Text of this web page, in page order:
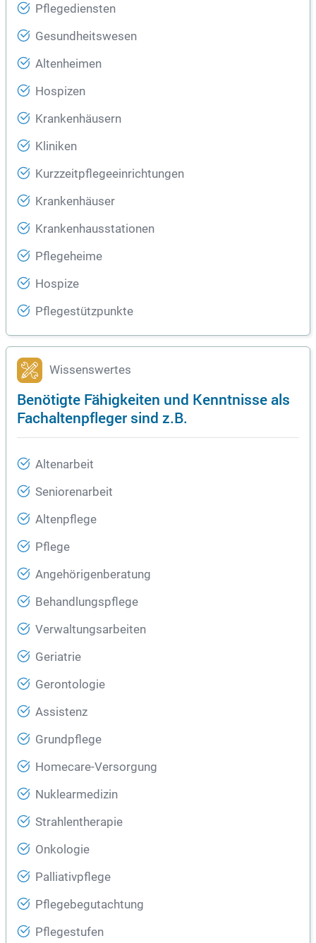
Pflegediensten
Gesundheitswesen
Altenheimen
Hospizen
Krankenhäusern
Kliniken
Kurzzeitpflegeeinrichtungen
Krankenhäuser
Krankenhausstationen
Pflegeheime
Hospize
Pflegestützpunkte
Wissenswertes
Benötigte Fähigkeiten und Kenntnisse als
Fachaltenpfleger sind z.B.
Altenarbeit
Seniorenarbeit
Altenpflege
Pflege
Angehörigenberatung
Behandlungspflege
Verwaltungsarbeiten
Geriatrie
Gerontologie
Assistenz
Grundpflege
Homecare-Versorgung
Nuklearmedizin
Strahlentherapie
Onkologie
Palliativpflege
Pflegebegutachtung
Pflegestufen